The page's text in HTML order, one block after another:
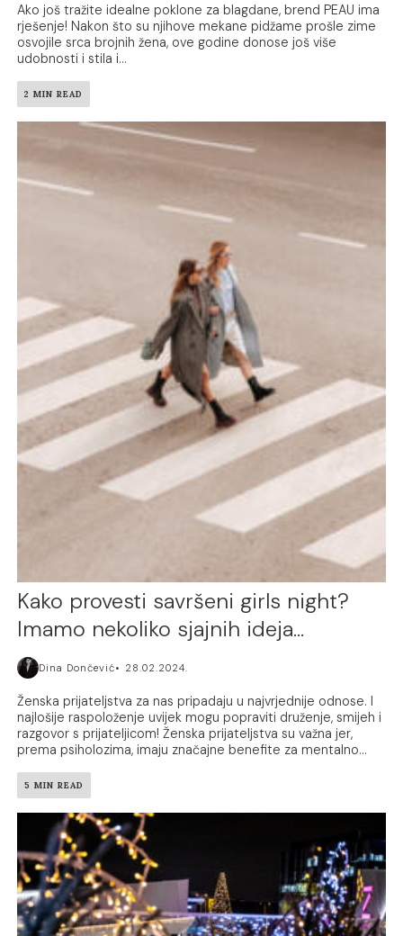
Ako još tražite idealne poklone za blagdane, brend PEAU ima
rješenje! Nakon što su njihove mekane pidžame prošle zime
osvojile srca brojnih žena, ove godine donose još više
udobnosti i stila i...
2 MIN READ
Kako provesti savršeni girls night?
Imamo nekoliko sjajnih ideja…
Dina Dončević 28.02.2024.
Ženska prijateljstva za nas pripadaju u najvrjednije odnose. I
najlošije raspoloženje uvijek mogu popraviti druženje, smijeh i
razgovor s prijateljicom! Ženska prijateljstva su važna jer,
prema psiholozima, imaju značajne benefite za mentalno...
5 MIN READ